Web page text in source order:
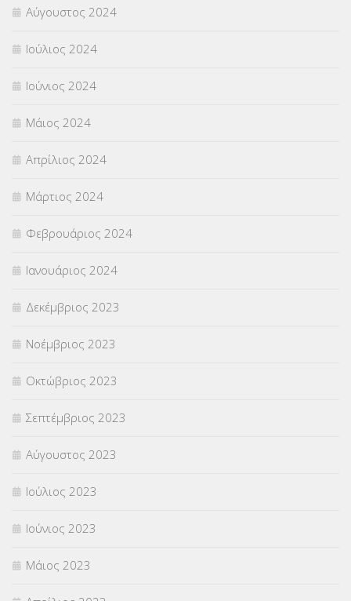
Αύγουστος 2024
Ιούλιος 2024
Ιούνιος 2024
Μάιος 2024
Απρίλιος 2024
Μάρτιος 2024
Φεβρουάριος 2024
Ιανουάριος 2024
Δεκέμβριος 2023
Νοέμβριος 2023
Οκτώβριος 2023
Σεπτέμβριος 2023
Αύγουστος 2023
Ιούλιος 2023
Ιούνιος 2023
Μάιος 2023